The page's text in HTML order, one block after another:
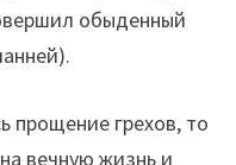
обыденный
прощение грехов, то
вечную жизнь и